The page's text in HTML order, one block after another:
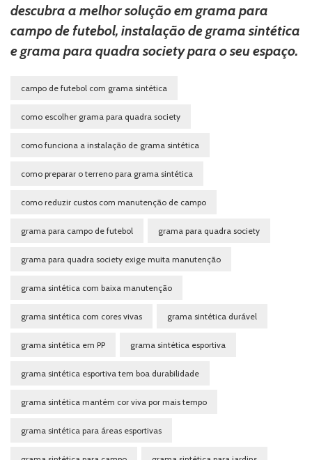
descubra a melhor solução em grama para
campo de futebol, instalação de grama sintética
e grama para quadra society para o seu espaço.
campo de futebol com grama sintética
como escolher grama para quadra society
como funciona a instalação de grama sintética
como preparar o terreno para grama sintética
como reduzir custos com manutenção de campo
grama para campo de futebol grama para quadra society
grama para quadra society exige muita manutenção
grama sintética com baixa manutenção
grama sintética com cores vivas grama sintética durável
grama sintética em PP grama sintética esportiva
grama sintética esportiva tem boa durabilidade
grama sintética mantém cor viva por mais tempo
grama sintética para áreas esportivas